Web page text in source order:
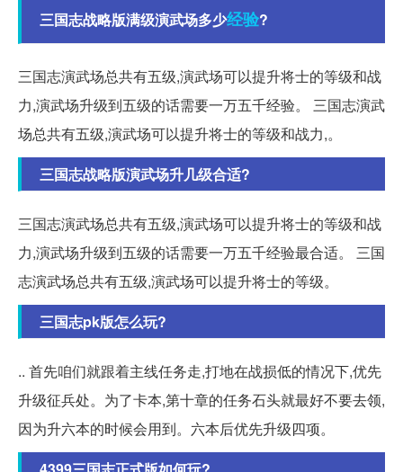
三国志战略版满级演武场多少经验?
三国志演武场总共有五级,演武场可以提升将士的等级和战
力,演武场升级到五级的话需要一万五千经验。 三国志演武
场总共有五级,演武场可以提升将士的等级和战力,。
三国志战略版演武场升几级合适?
三国志演武场总共有五级,演武场可以提升将士的等级和战
力,演武场升级到五级的话需要一万五千经验最合适。 三国
志演武场总共有五级,演武场可以提升将士的等级。
三国志pk版怎么玩?
.. 首先咱们就跟着主线任务走,打地在战损低的情况下,优先
升级征兵处。为了卡本,第十章的任务石头就最好不要去领,
因为升六本的时候会用到。六本后优先升级四项。